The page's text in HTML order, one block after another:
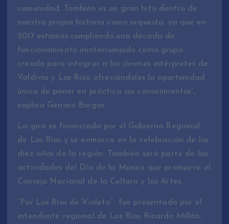
comunidad. También es un gran hito dentro de
nuestra propia historia como orquesta, ya que en
2017 estamos cumpliendo una década de
funcionamiento ininterrumpido como grupo
creado para integrar a los jóvenes intérpretes de
Valdivia y Los Ríos, ofreciéndoles la oportunidad
única de poner en práctica sus conocimientos”,
explica Genaro Burgos.
La gira es financiada por el Gobierno Regional
de Los Ríos y se enmarca en la celebración de los
diez años de la región. También será parte de las
actividades del Día de la Música que promueve el
Consejo Nacional de la Cultura y las Artes.
“Por Los Ríos de Violeta” fue presentado por el
intendente regional de Los Ríos Ricardo Millán,